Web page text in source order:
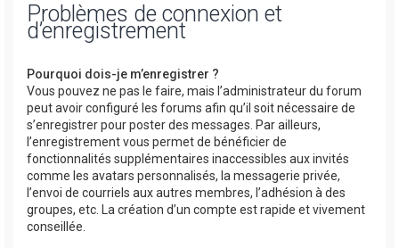
Problèmes de connexion et
d’enregistrement
Pourquoi dois-je m’enregistrer ?
Vous pouvez ne pas le faire, mais l’administrateur du forum
peut avoir configuré les forums afin qu’il soit nécessaire de
s’enregistrer pour poster des messages. Par ailleurs,
l’enregistrement vous permet de bénéficier de
fonctionnalités supplémentaires inaccessibles aux invités
comme les avatars personnalisés, la messagerie privée,
l’envoi de courriels aux autres membres, l’adhésion à des
groupes, etc. La création d’un compte est rapide et vivement
conseillée.